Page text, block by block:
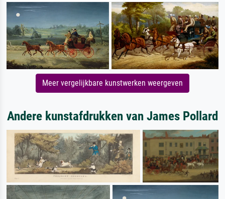
Meer vergelijkbare kunstwerken weergeven
Andere kunstafdrukken van James Pollard